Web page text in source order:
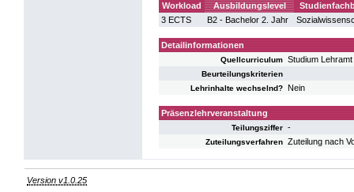
Workload Ausbildungslevel
3 ECTS
B2 - Bachelor 2. Jahr
Detailinformationen
Quellcurriculum Studium
Beurteilungskriterien
Lehrinhalte wechselnd? Nein
Präsenzlehrveranstaltung
Teilungsziffer -
Zuteilungsverfahren Zuteilung nach
Version v1.0.25